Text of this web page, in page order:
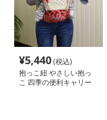
¥5,440(税込)
抱っこ紐 やさしい抱っ
こ 四季の便利キャリー